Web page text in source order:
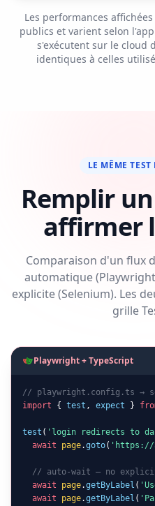
Les performances
publics et varient selon
s'exécutent sur le cloud
identiques à celles
LE MÊME
Remplir
affirmer
Comparaison d'un flux
automatique
explicite (Selenium). Les
grille
Playwright + TypeScript
// playwright.config.ts →
import { test , expect }
test ( 'login redirects to
await
page.goto( 'https://
// auto-wait — no explicit
await
page.getByLabel (
await
page.getByLabel (